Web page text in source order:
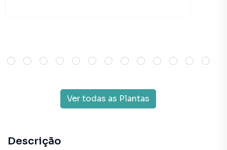
Ver todas as Plantas
Descrição